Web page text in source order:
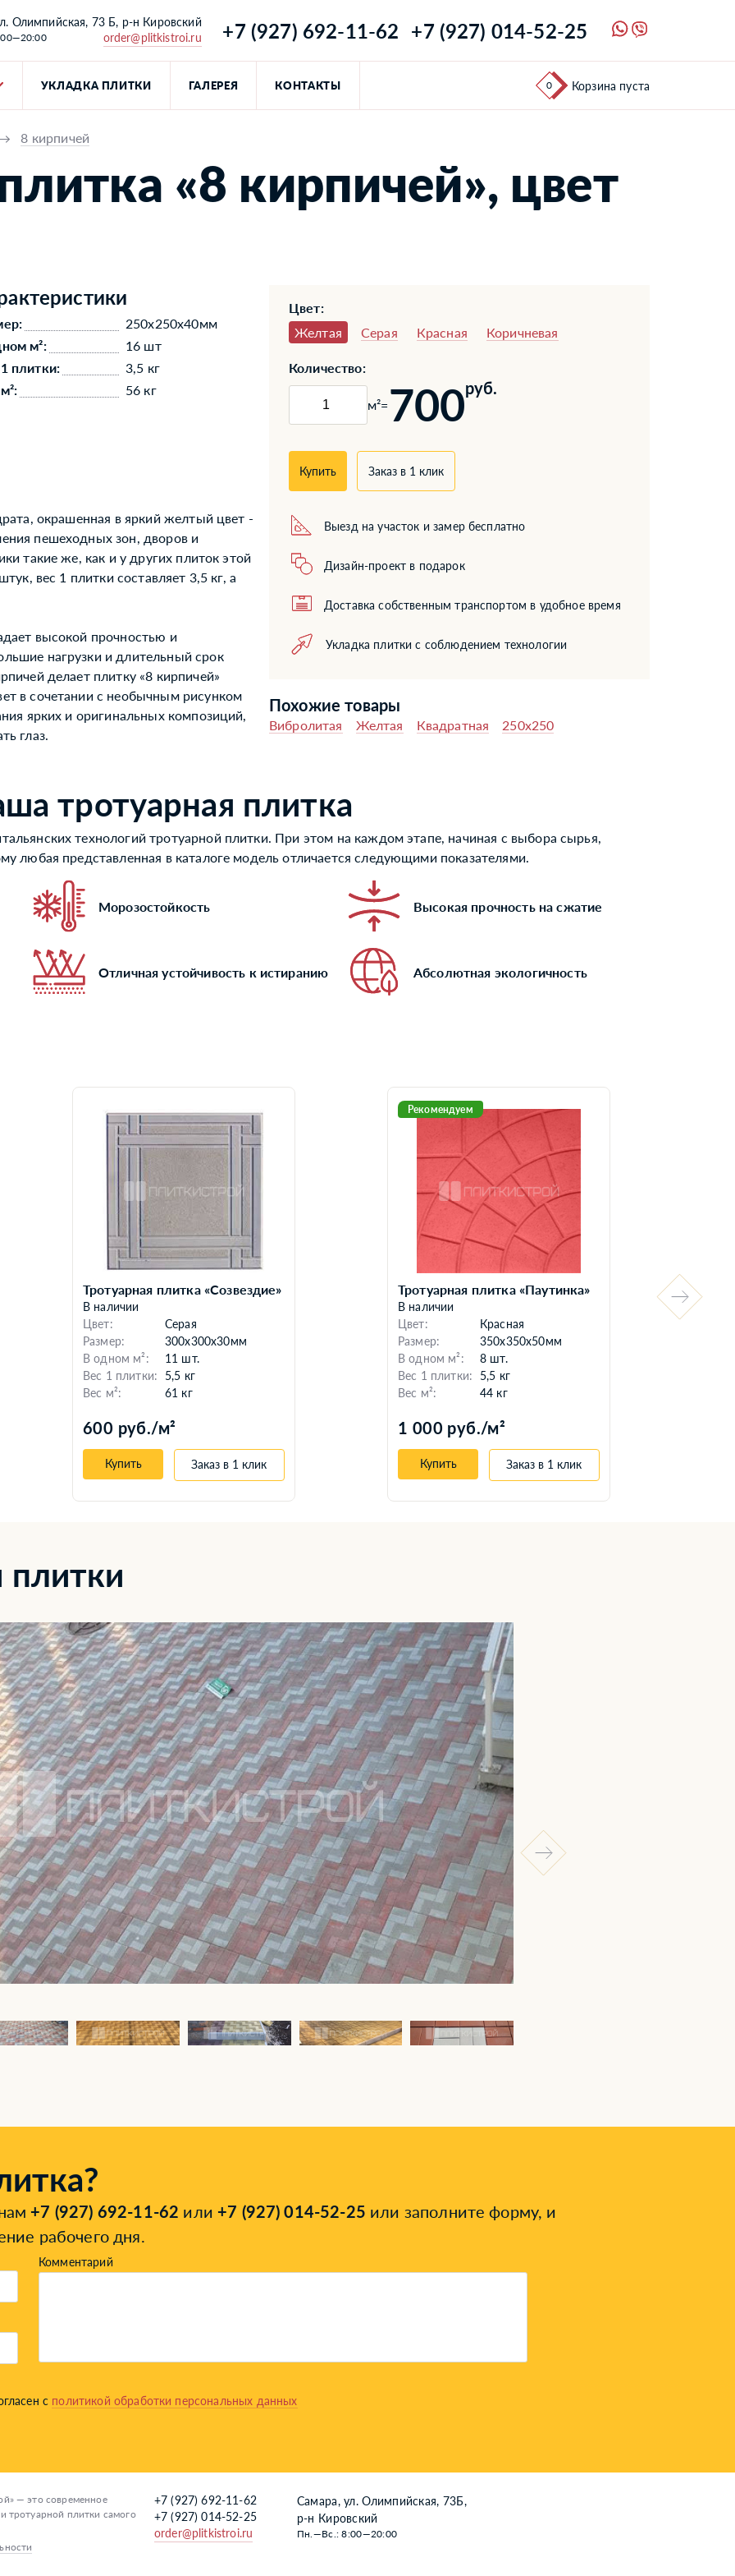
Олимпийская, 73 Б, р-н Кировский
order@plitkistroi.ru +7 (927) 692-11-62 +7 (927) 014-52-25
УКЛАДКА ПЛИТКИ ГАЛЕРЕЯ КОНТАКТЫ 0 Корзина пуста
8 кирпичей
«8 кирпичей», цвет
250x250x40мм
м²:
16 шт
плитки:
3,5 кг
56 кг
окрашенная в яркий желтый цвет -
пешеходных зон, дворов и
такие же, как и у других плиток этой
вес 1 плитки составляет 3,5 кг, а
высокой прочностью и
нагрузки и длительный срок
делает плитку «8 кирпичей»
в сочетании с необычным рисунком
ярких и оригинальных композиций,
глаз.
Цвет:
Желтая
Серая Красная Коричневая
Количество:
м²= 700руб.
Купить Заказ в 1 клик
Выезд на участок и замер бесплатно
Дизайн-проект в подарок
Доставка собственным транспортом в удобное время
Укладка плитки с соблюдением технологии
Похожие товары
Вибролитая Желтая Квадратная 250x250
тротуарная плитка
технологий тротуарной плитки. При этом на каждом этапе, начиная с выбора сырья,
любая представленная в каталоге модель отличается следующими показателями.
Морозостойкость Высокая прочность на сжатие
Отличная устойчивость к истиранию Абсолютная экологичность
Тротуарная плитка «Созвездие»
В наличии
Цвет:
Серая
Размер:
300x300x30мм
В одном м²:
11 шт.
Вес 1 плитки:
5,5 кг
Вес м²:
61 кг
600 руб./м²
Купить Заказ в 1 клик
Рекомендуем
Тротуарная плитка «Паутинка»
В наличии
Цвет:
Красная
Размер:
350x350x50мм
В одном м²:
8 шт.
Вес 1 плитки:
5,5 кг
Вес м²:
44 кг
1 000 руб./м²
Купить Заказ в 1 клик
+7 (927) 692-11-62 или +7 (927) 014-52-25 или заполните форму, и
рабочего дня.
Комментарий
с политикой обработки персональных данных
— это современное
тротуарной плитки самого
+7 (927) 692-11-62
+7 (927) 014-52-25
order@plitkistroi.ru
Самара, ул. Олимпийская, 73Б,
р-н Кировский
Пн.—Вс.: 8:00—20:00